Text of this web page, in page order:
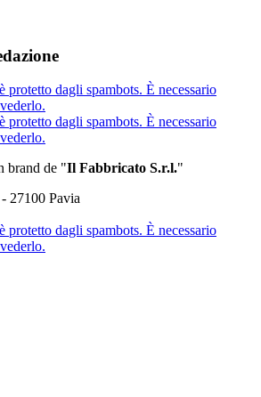
protetto dagli spambots. È necessario
protetto dagli spambots. È necessario
brand de "Il Fabbricato S.r.l."
27100 Pavia
protetto dagli spambots. È necessario